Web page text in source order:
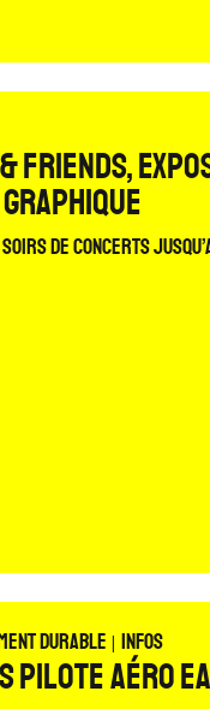
& FRIENDS,
graphique
de concerts
durable | Infos
Pilote Aéro